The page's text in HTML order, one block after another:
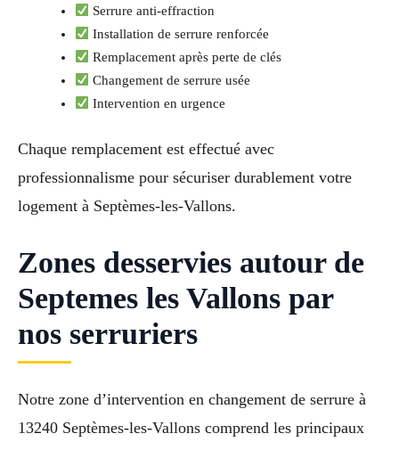
Serrure anti-effraction
Installation de serrure renforcée
Remplacement après perte de clés
Changement de serrure usée
Intervention en urgence
Chaque remplacement est effectué avec
professionnalisme pour sécuriser durablement votre
logement à Septèmes-les-Vallons.
Zones desservies autour de
Septemes les Vallons par
nos serruriers
Notre zone d’intervention en changement de serrure à
13240 Septèmes-les-Vallons comprend les principaux